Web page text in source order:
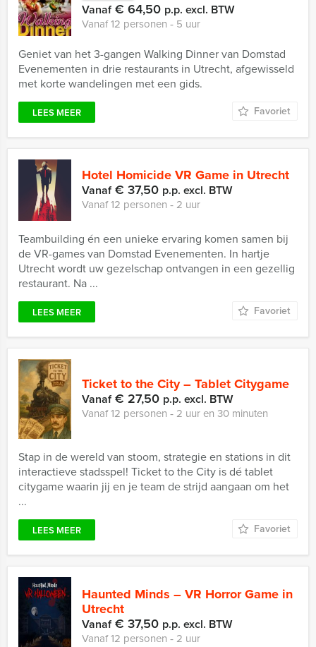
Vanaf€ 64,50 p.p. excl. BTW
Vanaf 12 personen ‐ 5 uur
Geniet van het 3-gangen Walking Dinner van Domstad
Evenementen in drie restaurants in Utrecht, afgewisseld
met korte wandelingen met een gids.
LEES MEER Favoriet
Hotel Homicide VR Game in Utrecht
Vanaf€ 37,50 p.p. excl. BTW
Vanaf 12 personen ‐ 2 uur
Teambuilding én een unieke ervaring komen samen bij
de VR-games van Domstad Evenementen. In hartje
Utrecht wordt uw gezelschap ontvangen in een gezellig
restaurant. Na ...
LEES MEER Favoriet
Ticket to the City – Tablet Citygame
Vanaf€ 27,50 p.p. excl. BTW
Vanaf 12 personen ‐ 2 uur en 30 minuten
Stap in de wereld van stoom, strategie en stations in dit
interactieve stadsspel! Ticket to the City is dé tablet
citygame waarin jij en je team de strijd aangaan om het
...
LEES MEER Favoriet
Haunted Minds – VR Horror Game in
Utrecht
Vanaf€ 37,50 p.p. excl. BTW
Vanaf 12 personen ‐ 2 uur